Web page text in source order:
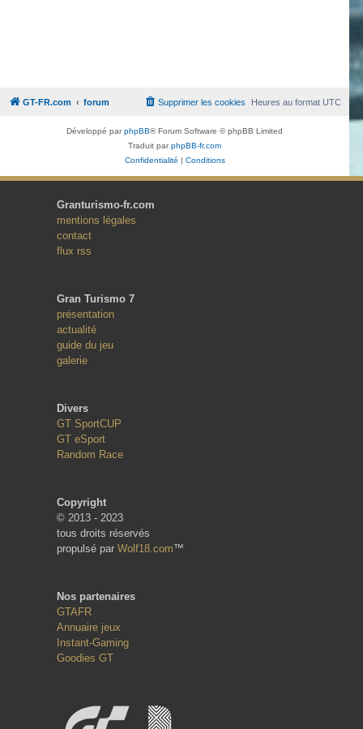
GT-FR.com forum Heures au formatUTC
Supprimer les cookies
Développé parphpBB® Forum Software © phpBB Limited
Traduit parphpBB-fr.com
Confidentialité | Conditions
Granturismo-fr.com
mentions légales
contact
flux rss
Gran Turismo 7
présentation
actualité
guide du jeu
galerie
Divers
GT SportCUP
GT eSport
Random Race
Copyright
© 2013 - 2023
tous droits réservés
propulsé par Wolf18.com™
Nos partenaires
GTAFR
Annuaire jeux
Instant-Gaming
Goodies GT